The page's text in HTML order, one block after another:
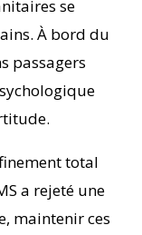
se
À bord du
passagers
total
a rejeté une
maintenir ces